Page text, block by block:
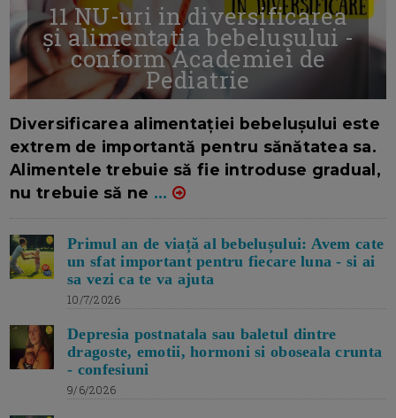
11 NU-uri in diversificarea
și alimentația bebelușului -
conform Academiei de
Pediatrie
Diversificarea alimentației bebelușului este
extrem de importantă pentru sănătatea sa.
Alimentele trebuie să fie introduse gradual,
nu trebuie să ne ...
Primul an de viață al bebelușului: Avem cate
un sfat important pentru fiecare luna - si ai
sa vezi ca te va ajuta
10/7/2026
Depresia postnatala sau baletul dintre
dragoste, emotii, hormoni si oboseala crunta
- confesiuni
9/6/2026